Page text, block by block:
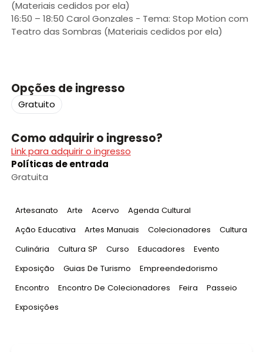
(Materiais cedidos por ela)
16:50 – 18:50 Carol Gonzales - Tema: Stop Motion com
Teatro das Sombras (Materiais cedidos por ela)
Opções de ingresso
Gratuito
Como adquirir o ingresso?
Link para adquirir o ingresso
Políticas de entrada
Gratuita
Tag:
Artesanato Tag:
Arte Tag:
Acervo Tag:
Agenda Cultural
Tag:
Ação Educativa Tag:
Artes Manuais Tag:
Colecionadores Tag:
Cultura
Tag:
Culinária Tag:
Cultura SP Tag:
Curso Tag:
Educadores Tag:
Evento
Tag:
Exposição Tag:
Guias De Turismo Tag:
Empreendedorismo
Tag:
Encontro Tag:
Encontro De Colecionadores Tag:
Feira Tag:
Passeio
Tag:
Exposições